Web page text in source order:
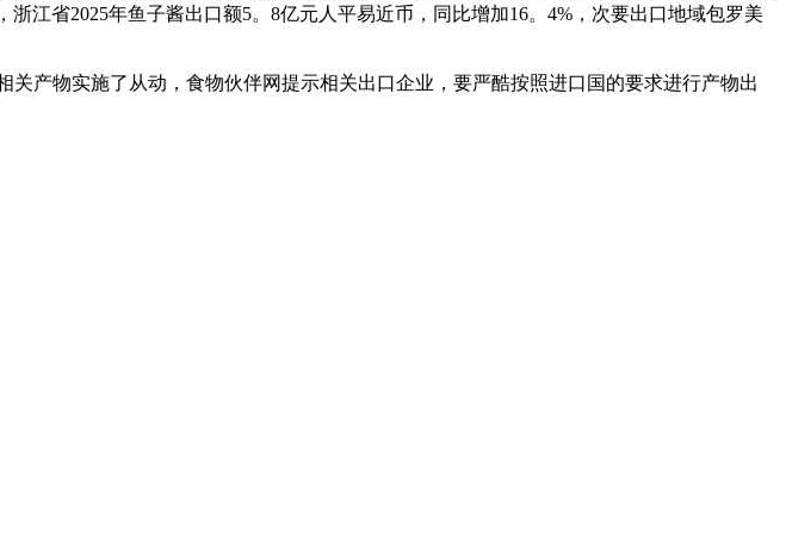
江省2025年鱼子酱出口额5。8亿元人平易近币，同比增加16。4%，次要出口地域包罗美
产物实施了从动，食物伙伴网提示相关出口企业，要严酷按照进口国的要求进行产物出